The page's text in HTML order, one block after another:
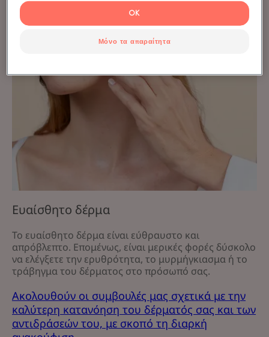
σχετικά
με
του
δέρματός
αντιδράσεών
του,
με
σκοπό
διαρκή
ανακούφιση.
Ευαίσθητο
δέρμα
Ευαίσθητο δέρμα
Το ευαίσθητο δέρμα είναι εύθραυστο και
απρόβλεπτο. Επομένως, είναι μερικές φορές δύσκολο
να ελέγξετε την ερυθρότητα, το μυρμήγκιασμα ή το
τράβηγμα του δέρματος στο πρόσωπό σας.
Ακολουθούν οι συμβουλές μας σχετικά με την
καλύτερη κατανόηση του δέρματός σας και των
αντιδράσεών του, με σκοπό τη διαρκή
Μόνο τα απαραίτητα
OK